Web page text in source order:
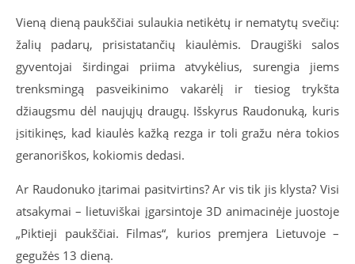
Vieną dieną paukščiai sulaukia netikėtų ir nematytų svečių:
žalių padarų, prisistatančių kiaulėmis. Draugiški salos
gyventojai širdingai priima atvykėlius, surengia jiems
trenksmingą pasveikinimo vakarėlį ir tiesiog trykšta
džiaugsmu dėl naujųjų draugų. Išskyrus Raudonuką, kuris
įsitikinęs, kad kiaulės kažką rezga ir toli gražu nėra tokios
geranoriškos, kokiomis dedasi.
Ar Raudonuko įtarimai pasitvirtins? Ar vis tik jis klysta? Visi
atsakymai – lietuviškai įgarsintoje 3D animacinėje juostoje
„Piktieji paukščiai. Filmas“, kurios premjera Lietuvoje –
gegužės 13 dieną.